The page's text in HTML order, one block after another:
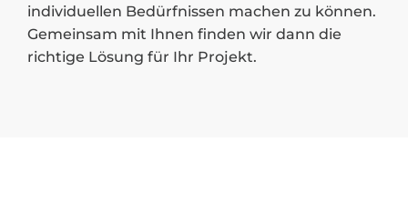
individuellen Bedürfnissen machen zu können.
Gemeinsam mit Ihnen finden wir dann die
richtige Lösung für Ihr Projekt.